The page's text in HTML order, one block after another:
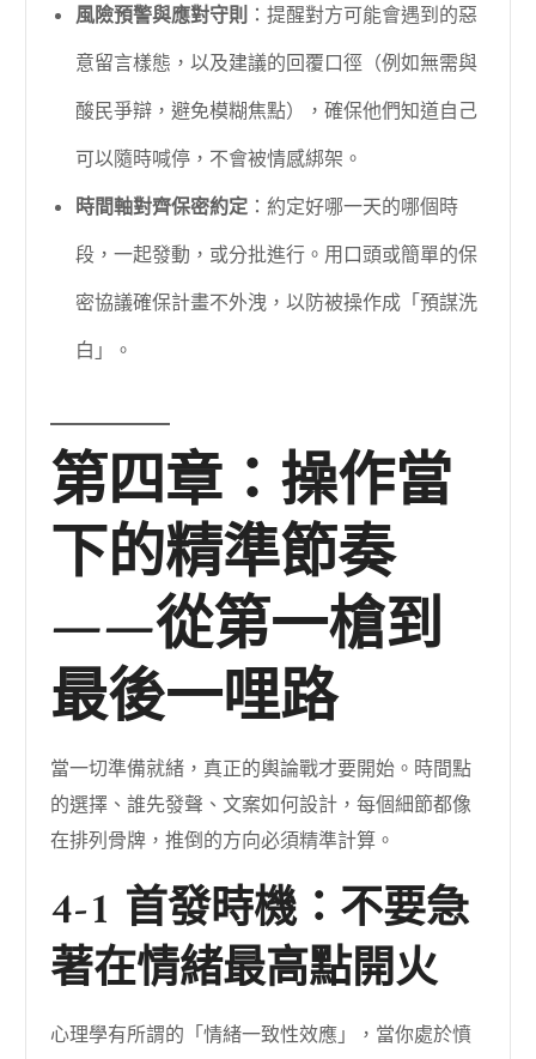
風險預警與應對守則 ：提醒對方可能會遇到的惡
意留言樣態，以及建議的回覆口徑（例如無需與
酸民爭辯，避免模糊焦點），確保他們知道自己
可以隨時喊停，不會被情感綁架。
時間軸對齊保密約定 ：約定好哪一天的哪個時
段，一起發動，或分批進行。用口頭或簡單的保
密協議確保計畫不外洩，以防被操作成「預謀洗
白」。
第四章：操作當
下的精準節奏
——從第一槍到
最後一哩路
當一切準備就緒，真正的輿論戰才要開始。時間點
的選擇、誰先發聲、文案如何設計，每個細節都像
在排列骨牌，推倒的方向必須精準計算。
4-1 首發時機：不要急
著在情緒最高點開火
心理學有所謂的「情緒一致性效應」，當你處於憤